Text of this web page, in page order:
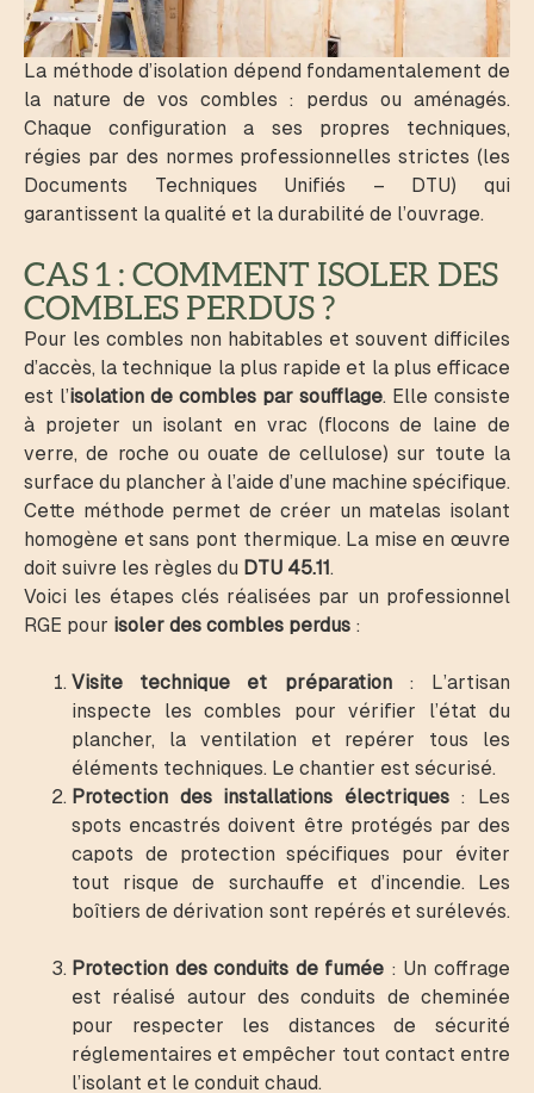
La méthode d’isolation dépend fondamentalement de
la nature de vos combles : perdus ou aménagés.
Chaque configuration a ses propres techniques,
régies par des normes professionnelles strictes (les
Documents Techniques Unifiés – DTU) qui
garantissent la qualité et la durabilité de l’ouvrage.
CAS 1 : COMMENT ISOLER DES
COMBLES PERDUS ?
Pour les combles non habitables et souvent difficiles
d’accès, la technique la plus rapide et la plus efficace
est l’isolation de combles par soufflage. Elle consiste
à projeter un isolant en vrac (flocons de laine de
verre, de roche ou ouate de cellulose) sur toute la
surface du plancher à l’aide d’une machine spécifique.
Cette méthode permet de créer un matelas isolant
homogène et sans pont thermique. La mise en œuvre
doit suivre les règles du DTU 45.11.
Voici les étapes clés réalisées par un professionnel
RGE pour isoler des combles perdus :
Visite technique et préparation: L’artisan
inspecte les combles pour vérifier l’état du
plancher, la ventilation et repérer tous les
éléments techniques. Le chantier est sécurisé.
Protection des installations électriques: Les
spots encastrés doivent être protégés par des
capots de protection spécifiques pour éviter
tout risque de surchauffe et d’incendie. Les
boîtiers de dérivation sont repérés et surélevés.
Protection des conduits de fumée : Un coffrage
est réalisé autour des conduits de cheminée
pour respecter les distances de sécurité
réglementaires et empêcher tout contact entre
l’isolant et le conduit chaud.